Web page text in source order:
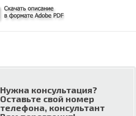
Нужна консультация?
Оставьте свой номер
телефона, консультант